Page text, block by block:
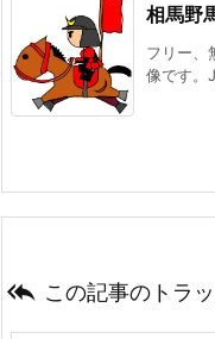
相馬野
フリー、
像です。
 この記事のトラ